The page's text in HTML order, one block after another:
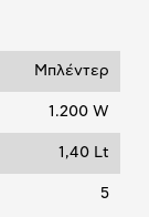
Μπλέντερ
1.200 W
1,40 Lt
5